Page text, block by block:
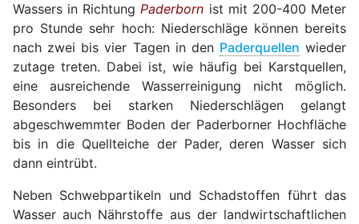
Wassers in RichtungPaderborn ist mit 200-400 Meter
pro Stunde sehr hoch: Niederschläge können bereits
nach zwei bis vier Tagen in den Paderquellen wieder
zutage treten. Dabei ist, wie häufig bei Karstquellen,
eine ausreichende Wasserreinigung nicht möglich.
Besonders bei starken Niederschlägen gelangt
abgeschwemmter Boden der Paderborner Hochfläche
bis in die Quellteiche der Pader, deren Wasser sich
dann eintrübt.
Neben Schwebpartikeln und Schadstoffen führt das
Wasser auch Nährstoffe aus der landwirtschaftlichen